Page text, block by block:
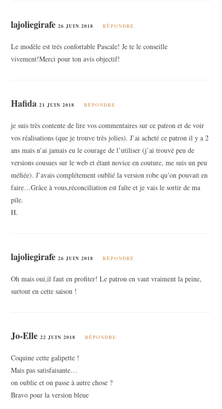
lajoliegirafe 26 JUIN 2018 RÉPONDRE
Le modèle est trés confortable Pascale! Je te le conseille
vivement!Merci pour ton avis objectif!
Hafida21 JUIN 2018 RÉPONDRE
je suis très contente de lire vos commentaires sur ce patron et de voir
vos réalisations (que je trouve très jolies). J’ai acheté ce patron il y a 2
ans mais n’ai jamais eu le courage de l’utiliser (j’ai trouvé peu de
versions cousues sur le web et étant novice en couture, me suis un peu
méfiée). J’avais complétement oublié la version robe qu’on pouvait en
faire…Grâce à vous,réconciliation est faîte et je vais le sortir de ma
pile.
H.
lajoliegirafe 26 JUIN 2018 RÉPONDRE
Oh mais oui,il faut en profiter! Le patron en vaut vraiment la peine,
surtout en cette saison !
Jo-Elle 22 JUIN 2018 RÉPONDRE
Coquine cette galipette !
Mais pas satisfaisante…
on oublie et on passe à autre chose ?
Bravo pour la version bleue